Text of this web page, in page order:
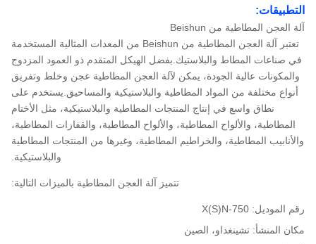
التطبيقات:
آلة العجن المطاطية من Beishun
تعتبر آلة العجن المطاطية من Beishun من المعدات المثالية المستخدمة
في صناعات المطاط والبلاستيك.بفضل الهيكل المتقدم ذو العمود المزدوج
والمكونات عالية الجودة، يمكن لآلة العجن المطاطية عجن وخلط وتفريق
أنواع مختلفة من المواد المطاطية والبلاستيكية والمساحيق.يستخدم على
نطاق واسع في إنتاج المنتجات المطاطية والبلاستيكية، مثل الأختام
المطاطية، والألواح المطاطية، والألواح المطاطية، والقفازات المطاطية،
والأنابيب المطاطية، والخراطيم المطاطية، وغيرها من المنتجات المطاطية
والبلاستيكية.
تتميز آلة العجن المطاطية بالميزات التالية:
رقم الموديل: X(S)N-750
مكان المنشأ: تشينغداو، الصين